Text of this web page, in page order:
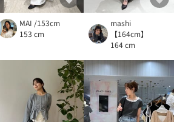
MAI /153cm
153 cm
mashi
【164cm】
164 cm